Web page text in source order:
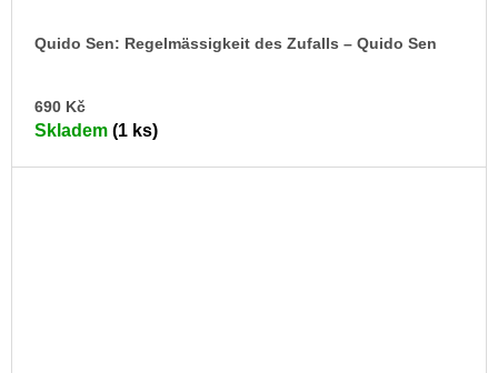
Quido Sen: Regelmässigkeit des Zufalls – Quido Sen
690 Kč
Skladem (1 ks)